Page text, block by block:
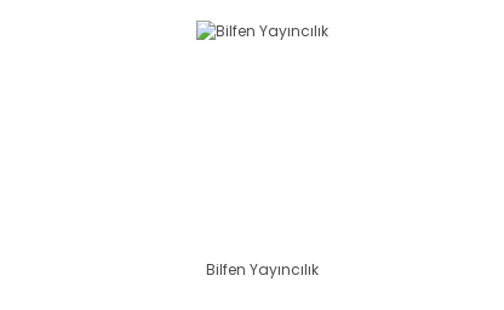
Bilfen Yayıncılık